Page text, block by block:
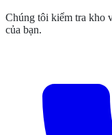
Chúng tôi kiểm tra kho
của bạn.